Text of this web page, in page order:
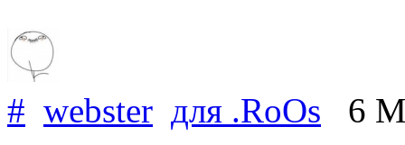
# webster для .RoOs 6